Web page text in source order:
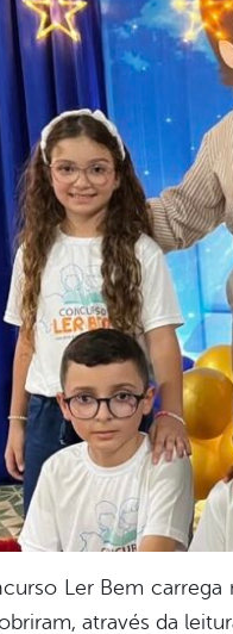
Ler Bem
através da